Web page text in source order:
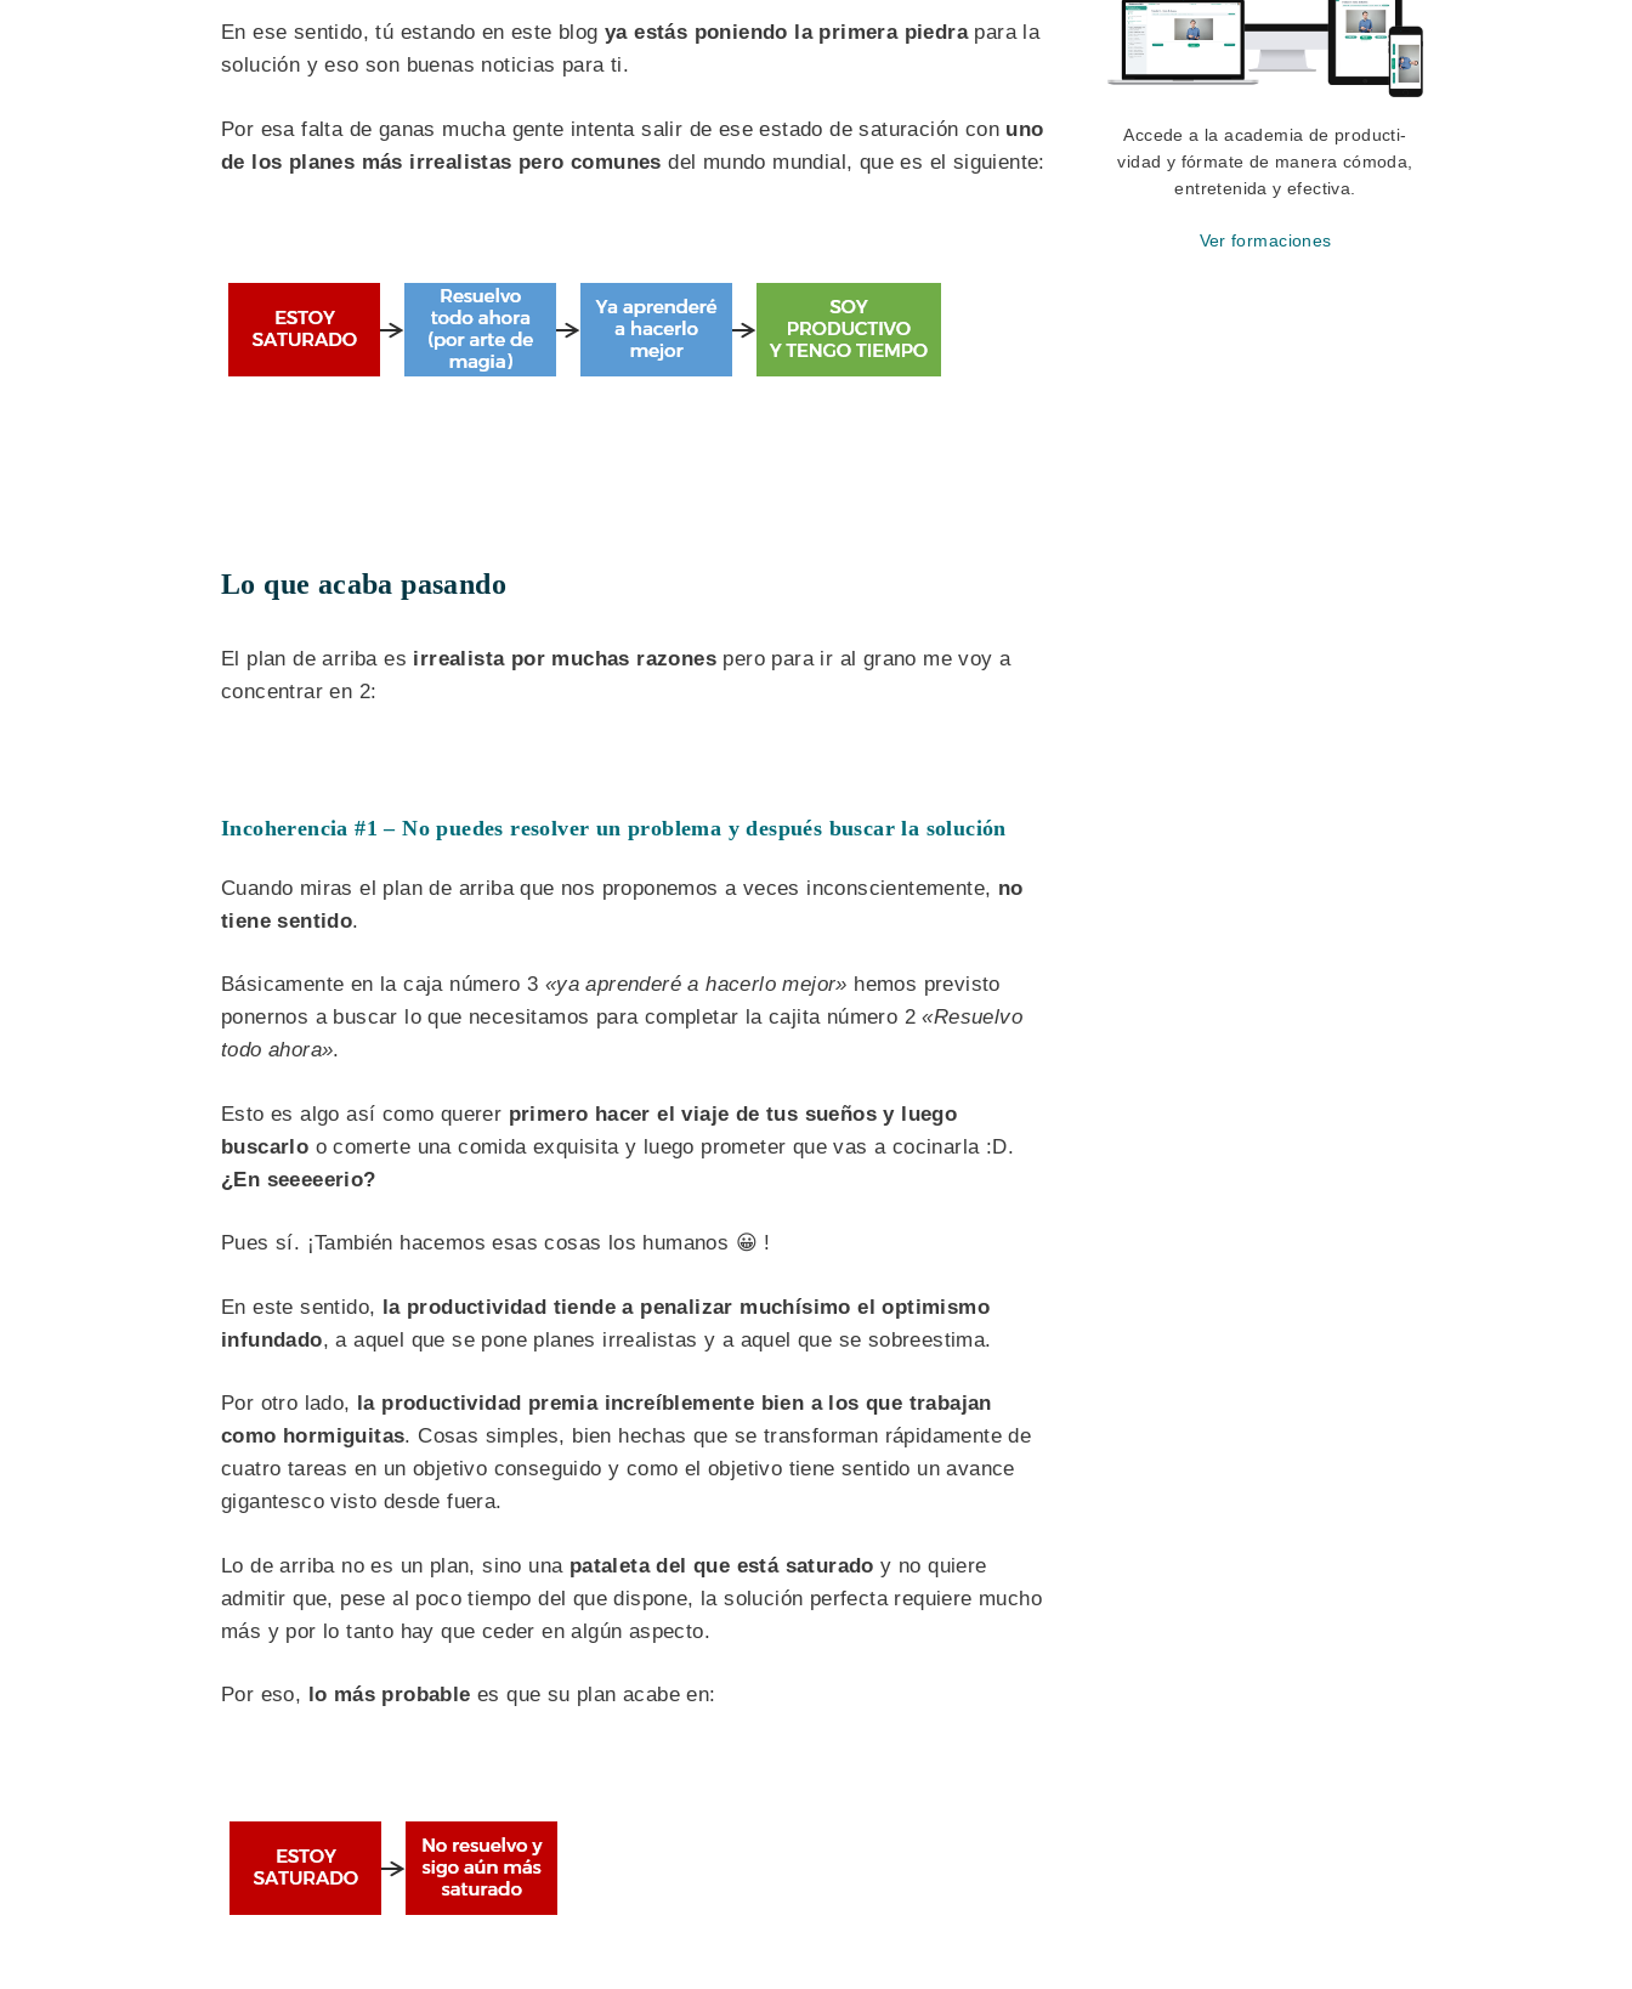
En ese sentido, tú estando en este blog ya estás poniendo la primera piedrapara la
solución y eso son buenas noticias para ti.
Por esa falta de ganas mucha gente intenta salir de ese estado de saturación con uno
de los planes más irrealistas pero comunes del mundo mundial, que es el siguiente:
Lo que acaba pasando
El plan de arriba es irrealista por muchas razones pero para ir al grano me voy a
concentrar en 2:
Incoherencia #1 – No puedes resolver un problema y después buscar la solución
Cuando miras el plan de arriba que nos proponemos a veces inconscientemente, no
tiene sentido.
Básicamente en la caja número 3 «ya aprenderé a hacerlo mejor» hemos previsto
ponernos a buscar lo que necesitamos para completar la cajita número 2«Resuelvo
todo ahora».
Esto es algo así como querer primero hacer el viaje de tus sueños y luego
buscarlo o comerte una comida exquisita y luego prometer que vas a cocinarla :D.
¿En seeeeerio?
Pues sí. ¡También hacemos esas cosas los humanos 😀 !
En este sentido, la productividad tiende a penalizar muchísimo el optimismo
infundado, a aquel que se pone planes irrealistas y a aquel que se sobreestima.
Por otro lado, la productividad premia increíblemente bien a los que trabajan
como hormiguitas. Cosas simples, bien hechas que se transforman rápidamente de
cuatro tareas en un objetivo conseguido y como el objetivo tiene sentido un avance
gigantesco visto desde fuera.
Lo de arriba no es un plan, sino una pataleta del que está saturado y no quiere
admitir que, pese al poco tiempo del que dispone, la solución perfecta requiere mucho
más y por lo tanto hay que ceder en algún aspecto.
Por eso, lo más probable es que su plan acabe en:
Accede a la academia de producti-
vidad y fórmate de manera cómoda,
entretenida y efectiva.
Ver formaciones